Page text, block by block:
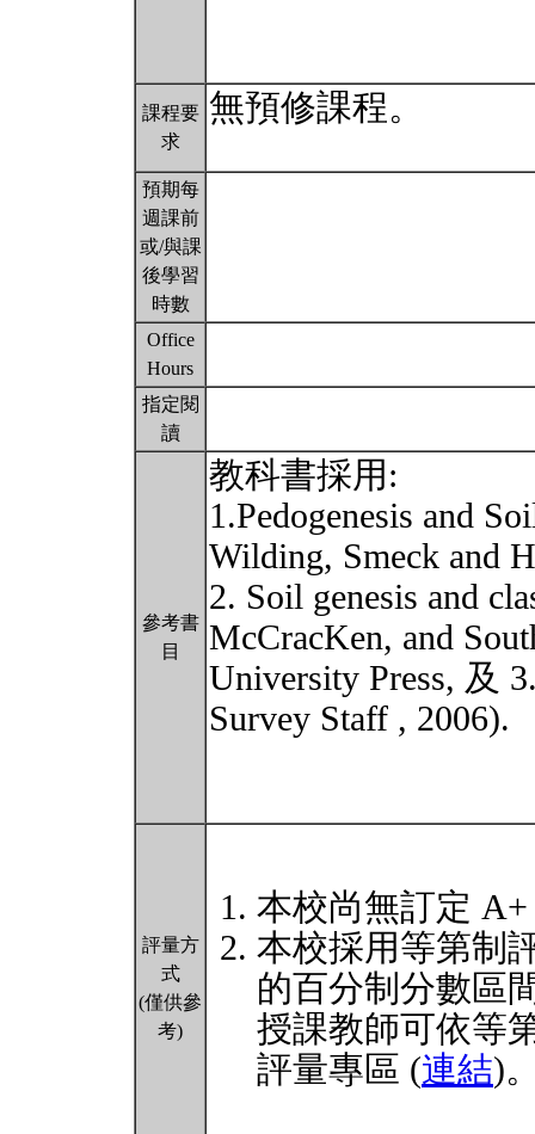
課程要
求
無預修課程。
預期每
週課前
或/與課
後學習
時數
Office
Hours
指定閱
讀
參考書
目
教科書採用:
1.Pedogenesis and
Wilding, Smeck and
2. Soil genesis and
McCracKen, and
University Press, 及
Survey Staff , 2006).
評量方
式
(僅供參
考)
本校尚無訂定
本校採用等第制
的百分制分數區
授課教師可依等
評量專區 (連結)